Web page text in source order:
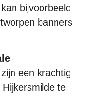
bijvoorbeeld
banners
zijn een krachtig
te